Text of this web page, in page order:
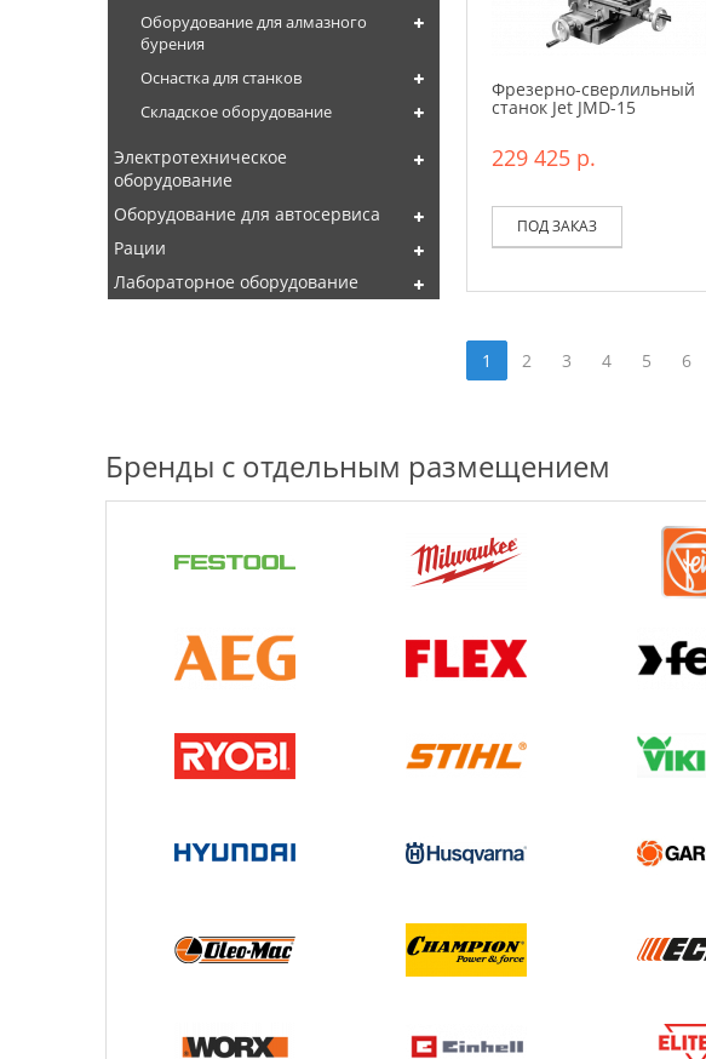
Оборудование для алмазного
бурения
Оснастка для станков
Складское оборудование
Электротехническое
оборудование
Оборудование для автосервиса
Рации
Лабораторное оборудование
Фрезерно-сверлильный
станок Jet JMD-15
229 425 р.
ПОД ЗАКАЗ
1 2 3 4 5 6
Бренды с отдельным размещением